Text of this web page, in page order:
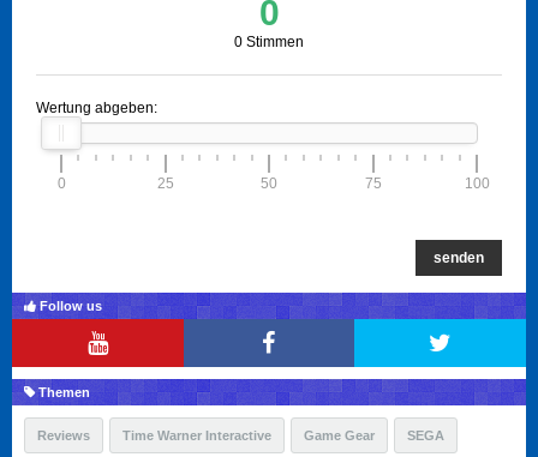
0
0 Stimmen
Wertung abgeben:
0 25 50 75 100
senden
Follow us
Themen
Reviews Time Warner Interactive Game Gear SEGA